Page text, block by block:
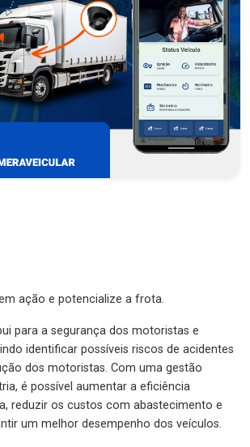
ação e potencialize a frota.
para a segurança dos motoristas e
identificar possíveis riscos de acidentes
dos motoristas. Com uma gestão
é possível aumentar a eficiência
reduzir os custos com abastecimento e
um melhor desempenho dos veículos.